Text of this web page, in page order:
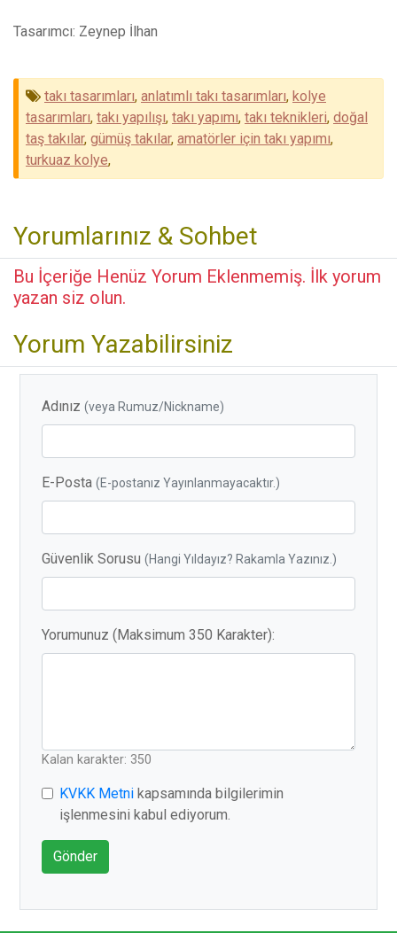
Tasarımcı: Zeynep İlhan
takı tasarımları, anlatımlı takı tasarımları, kolye
tasarımları, takı yapılışı, takı yapımı, takı teknikleri, doğal
taş takılar, gümüş takılar, amatörler için takı yapımı,
turkuaz kolye,
Yorumlarınız & Sohbet
Bu İçeriğe Henüz Yorum Eklenmemiş. İlk yorum
yazan siz olun.
Yorum Yazabilirsiniz
Adınız(veya Rumuz/Nickname)
E-Posta(E-postanız Yayınlanmayacaktır.)
Güvenlik Sorusu(Hangi Yıldayız? Rakamla Yazınız.)
Yorumunuz (Maksimum 350 Karakter):
Kalan karakter: 350
KVKK Metni kapsamında bilgilerimin
işlenmesini kabul ediyorum.
Gönder